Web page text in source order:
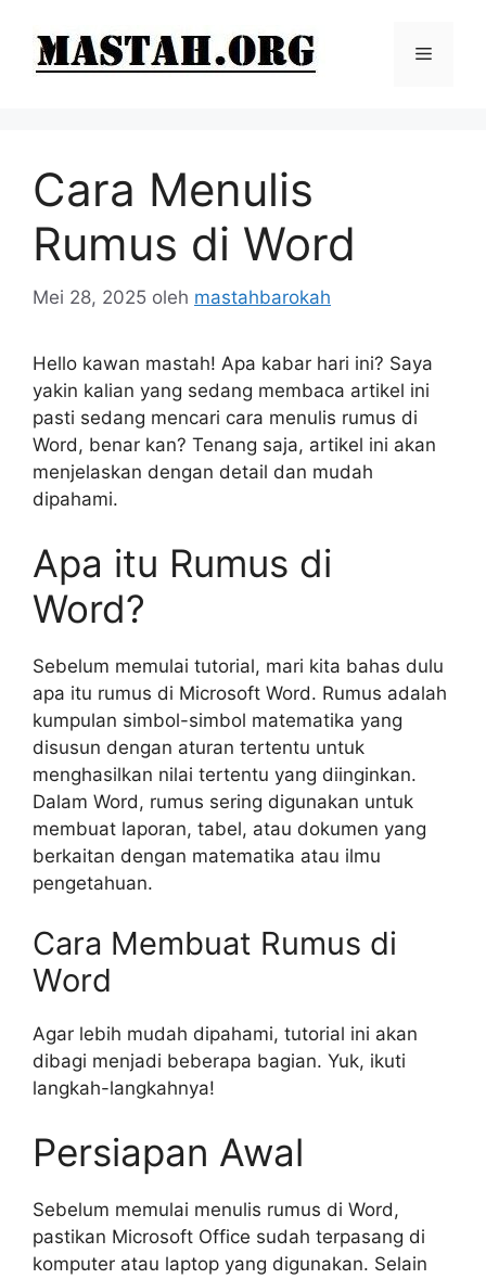
Menu
Cara Menulis
Rumus di Word
Mei 28, 2025 oleh mastahbarokah
Hello kawan mastah! Apa kabar hari ini? Saya
yakin kalian yang sedang membaca artikel ini
pasti sedang mencari cara menulis rumus di
Word, benar kan? Tenang saja, artikel ini akan
menjelaskan dengan detail dan mudah
dipahami.
Apa itu Rumus di
Word?
Sebelum memulai tutorial, mari kita bahas dulu
apa itu rumus di Microsoft Word. Rumus adalah
kumpulan simbol-simbol matematika yang
disusun dengan aturan tertentu untuk
menghasilkan nilai tertentu yang diinginkan.
Dalam Word, rumus sering digunakan untuk
membuat laporan, tabel, atau dokumen yang
berkaitan dengan matematika atau ilmu
pengetahuan.
Cara Membuat Rumus di
Word
Agar lebih mudah dipahami, tutorial ini akan
dibagi menjadi beberapa bagian. Yuk, ikuti
langkah-langkahnya!
Persiapan Awal
Sebelum memulai menulis rumus di Word,
pastikan Microsoft Office sudah terpasang di
komputer atau laptop yang digunakan. Selain